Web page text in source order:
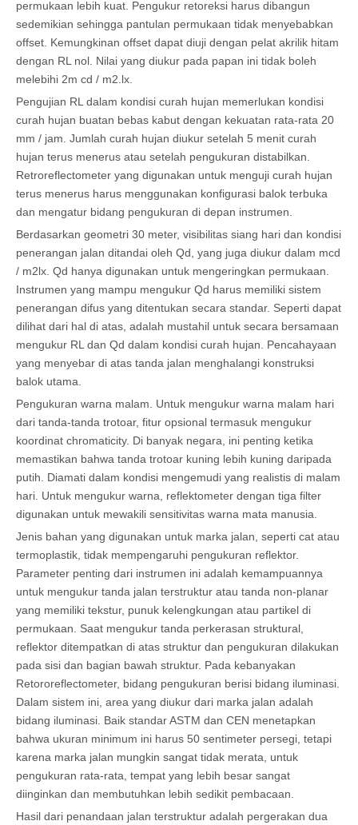
permukaan lebih kuat. Pengukur retoreksi harus dibangun
sedemikian sehingga pantulan permukaan tidak menyebabkan
offset. Kemungkinan offset dapat diuji dengan pelat akrilik hitam
dengan RL nol. Nilai yang diukur pada papan ini tidak boleh
melebihi 2m cd / m2.lx.
Pengujian RL dalam kondisi curah hujan memerlukan kondisi
curah hujan buatan bebas kabut dengan kekuatan rata-rata 20
mm / jam. Jumlah curah hujan diukur setelah 5 menit curah
hujan terus menerus atau setelah pengukuran distabilkan.
Retroreflectometer yang digunakan untuk menguji curah hujan
terus menerus harus menggunakan konfigurasi balok terbuka
dan mengatur bidang pengukuran di depan instrumen.
Berdasarkan geometri 30 meter, visibilitas siang hari dan kondisi
penerangan jalan ditandai oleh Qd, yang juga diukur dalam mcd
/ m2lx. Qd hanya digunakan untuk mengeringkan permukaan.
Instrumen yang mampu mengukur Qd harus memiliki sistem
penerangan difus yang ditentukan secara standar. Seperti dapat
dilihat dari hal di atas, adalah mustahil untuk secara bersamaan
mengukur RL dan Qd dalam kondisi curah hujan. Pencahayaan
yang menyebar di atas tanda jalan menghalangi konstruksi
balok utama.
Pengukuran warna malam. Untuk mengukur warna malam hari
dari tanda-tanda trotoar, fitur opsional termasuk mengukur
koordinat chromaticity. Di banyak negara, ini penting ketika
memastikan bahwa tanda trotoar kuning lebih kuning daripada
putih. Diamati dalam kondisi mengemudi yang realistis di malam
hari. Untuk mengukur warna, reflektometer dengan tiga filter
digunakan untuk mewakili sensitivitas warna mata manusia.
Jenis bahan yang digunakan untuk marka jalan, seperti cat atau
termoplastik, tidak mempengaruhi pengukuran reflektor.
Parameter penting dari instrumen ini adalah kemampuannya
untuk mengukur tanda jalan terstruktur atau tanda non-planar
yang memiliki tekstur, punuk kelengkungan atau partikel di
permukaan. Saat mengukur tanda perkerasan struktural,
reflektor ditempatkan di atas struktur dan pengukuran dilakukan
pada sisi dan bagian bawah struktur. Pada kebanyakan
Retororeflectometer, bidang pengukuran berisi bidang iluminasi.
Dalam sistem ini, area yang diukur dari marka jalan adalah
bidang iluminasi. Baik standar ASTM dan CEN menetapkan
bahwa ukuran minimum ini harus 50 sentimeter persegi, tetapi
karena marka jalan mungkin sangat tidak merata, untuk
pengukuran rata-rata, tempat yang lebih besar sangat
diinginkan dan membutuhkan lebih sedikit pembacaan.
Hasil dari penandaan jalan terstruktur adalah pergerakan dua